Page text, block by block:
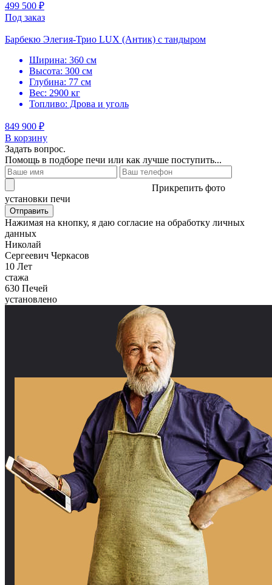
499 500 ₽
Под заказ
Барбекю Элегия-Трио LUX (Антик) с тандыром
Ширина: 360 см
Высота: 300 см
Глубина: 77 см
Вес: 2900 кг
Топливо: Дрова и уголь
849 900 ₽
В корзину
Задать вопрос.
Помощь в подборе печи или как лучше поступить...
Прикрепить фото
установки печи
Отправить
Нажимая на кнопку, я даю согласие на обработку личных
данных
Николай
Сергеевич Черкасов
10 Лет
стажа
630 Печей
установлено